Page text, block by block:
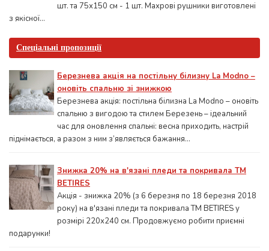
шт. та 75х150 см - 1 шт. Махрові рушники виготовлені
з якісної...
Спеціальні пропозиції
Березнева акція на постільну білизну La Modno –
оновіть спальню зі знижкою
Березнева акція: постільна білизна La Modno – оновіть
спальню з вигодою та стилем Березень – ідеальний
час для оновлення спальні: весна приходить, настрій
піднімається, а разом з ним з’являється бажання...
Знижка 20% на в'язані пледи та покривала ТМ
BETIRES
Акція - знижка 20% (з 6 березня по 18 березня 2018
року) на в'язані пледи та покривала ТМ BETIRES у
розмірі 220х240 см. Продовжуємо робити приємні
подарунки!